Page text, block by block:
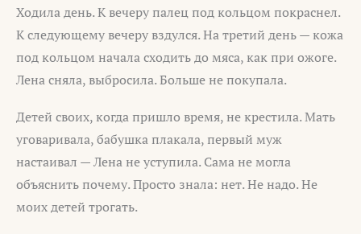
Ходила день. К вечеру палец под кольцом покраснел.
К следующему вечеру вздулся. На третий день — кожа
под кольцом начала сходить до мяса, как при ожоге.
Лена сняла, выбросила. Больше не покупала.
Детей своих, когда пришло время, не крестила. Мать
уговаривала, бабушка плакала, первый муж
настаивал — Лена не уступила. Сама не могла
объяснить почему. Просто знала: нет. Не надо. Не
моих детей трогать.